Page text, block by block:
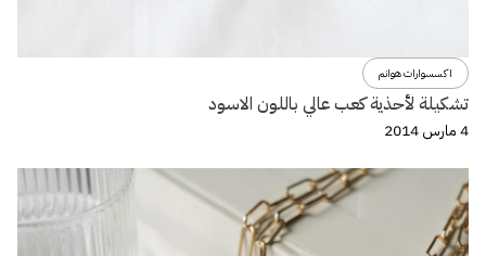
اكسسوارات هوانم
تشكيلة لأحذية كعب عالي باللون الاسود
4 مارس 2014